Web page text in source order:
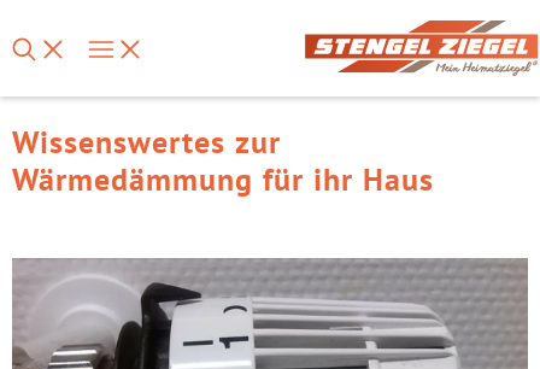
Wissenswertes zur
Wärmedämmung für ihr Haus